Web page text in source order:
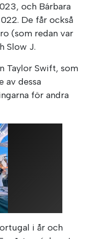
och Bárbara
De får också
(som redan var
Slow J.
Taylor Swift, som
av dessa
för andra
i år och